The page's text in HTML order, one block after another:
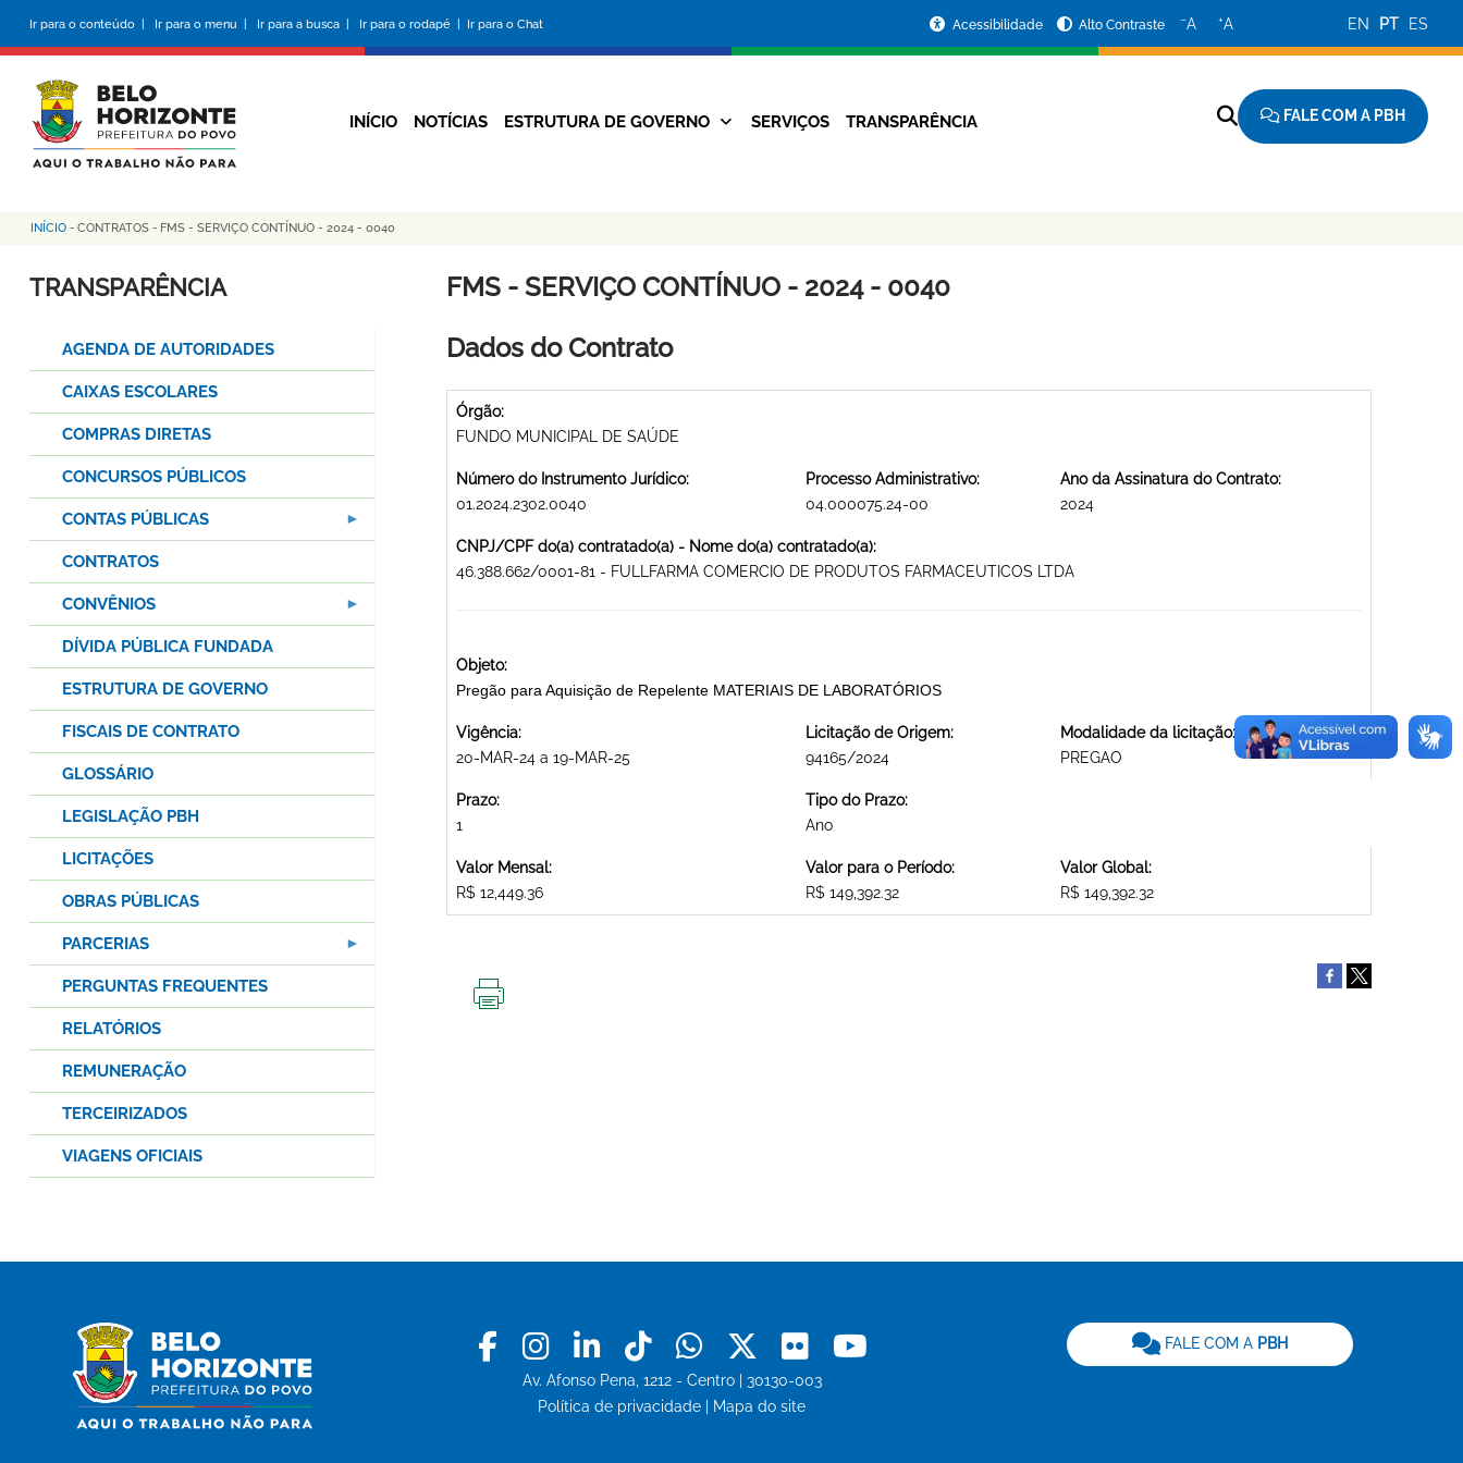
conteúdo
principal
Ir para o conteúdo | Ir para o menu | Ir para a busca | Ir para o rodapé | Ir para o Chat
da
Prefeitura
Acessibilidade Alto Contraste −A +A EN PT ES
Navegação
INÍCIO NOTÍCIAS ESTRUTURA DE GOVERNO SERVIÇOS TRANSPARÊNCIA FALE COM A PBH
Trilha
de
INÍCIO - CONTRATOS - FMS - SERVIÇO CONTÍNUO - 2024 - 0040
FMS - SERVIÇO CONTÍNUO - 2024 - 0040
Dados do Contrato
Órgão:
FUNDO MUNICIPAL DE SAÚDE
Número do Instrumento Jurídico:
01.2024.2302.0040
Processo Administrativo:
04.000075.24-00
Ano da Assinatura do Contrato:
2024
CNPJ/CPF do(a) contratado(a) - Nome do(a) contratado(a):
46.388.662/0001-81 - FULLFARMA COMERCIO DE PRODUTOS FARMACEUTICOS LTDA
Objeto:
Pregão para Aquisição de Repelente MATERIAIS DE LABORATÓRIOS
Vigência:
20-MAR-24 a 19-MAR-25
Licitação de Origem:
94165/2024
Modalidade da licitação:
PREGAO
Prazo:
1
Tipo do Prazo:
Ano
Valor Mensal:
R$ 12,449.36
Valor para o Período:
R$ 149,392.32
Valor Global:
R$ 149,392.32
TRANSPARÊNCIA
AGENDA DE AUTORIDADES
CAIXAS ESCOLARES
COMPRAS DIRETAS
CONCURSOS PÚBLICOS
CONTAS PÚBLICAS
CONTRATOS
CONVÊNIOS
DÍVIDA PÚBLICA FUNDADA
ESTRUTURA DE GOVERNO
FISCAIS DE CONTRATO
GLOSSÁRIO
LEGISLAÇÃO PBH
LICITAÇÕES
OBRAS PÚBLICAS
PARCERIAS
PERGUNTAS FREQUENTES
RELATÓRIOS
REMUNERAÇÃO
TERCEIRIZADOS
VIAGENS OFICIAIS
Facebook
Instagram
LinkedinTiktokWhatsapp
X Flickr
Av. Afonso Pena, 1212 - Centro | 30130-003
Política de privacidade
Mapa do site
FALE COM A PBH